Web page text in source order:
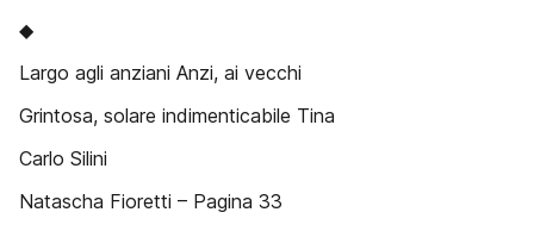
◆
Largo agli anziani Anzi, ai vecchi
Grintosa, solare indimenticabile Tina
Carlo Silini
Natascha Fioretti – Pagina 33